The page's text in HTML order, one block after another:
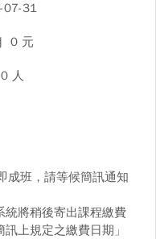
07-31
0 元
人
成班，請等候簡訊通知
將稍後寄出課程繳費
上規定之繳費日期」